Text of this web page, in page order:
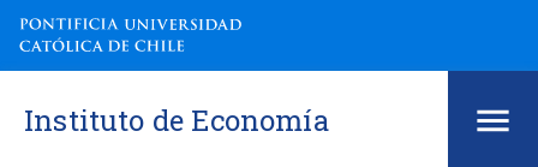
Instituto de Economía